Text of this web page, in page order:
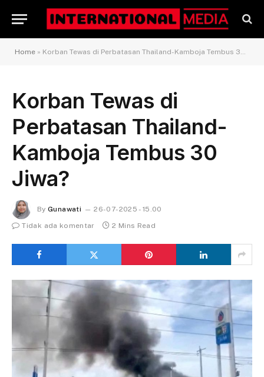
Home » Korban Tewas di Perbatasan Thailand-Kamboja Tembus 30 Jiwa?
Korban Tewas di
Perbatasan Thailand-
Kamboja Tembus 30
Jiwa?
By Gunawati
26-07-2025 - 15.00
Tidak ada komentar
2 Mins Read